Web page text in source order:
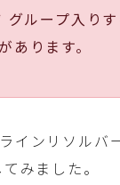
グループ入り
あります。
インリソルバ
みました。